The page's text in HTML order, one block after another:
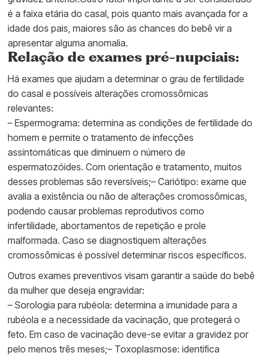
é a faixa etária do casal, pois quanto mais avançada for a
idade dos pais, maiores são as chances do bebê vir a
apresentar alguma anomalia.
Relação de exames pré-nupciais:
Há exames que ajudam a determinar o grau de fertilidade
do casal e possíveis alterações cromossômicas
relevantes:
– Espermograma: determina as condições de fertilidade do
homem e permite o tratamento de infecções
assintomáticas que diminuem o número de
espermatozóides. Com orientação e tratamento, muitos
desses problemas são reversíveis;– Cariótipo: exame que
avalia a existência ou não de alterações cromossômicas,
podendo causar problemas reprodutivos como
infertilidade, abortamentos de repetição e prole
malformada. Caso se diagnostiquem alterações
cromossômicas é possível determinar riscos específicos.
Outros exames preventivos visam garantir a saúde do bebê
da mulher que deseja engravidar:
– Sorologia para rubéola: determina a imunidade para a
rubéola e a necessidade da vacinação, que protegerá o
feto. Em caso de vacinação deve-se evitar a gravidez por
pelo menos três meses;– Toxoplasmose: identifica